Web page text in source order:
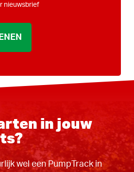
nieuwsbrief
in jouw
wel een PumpTrack in